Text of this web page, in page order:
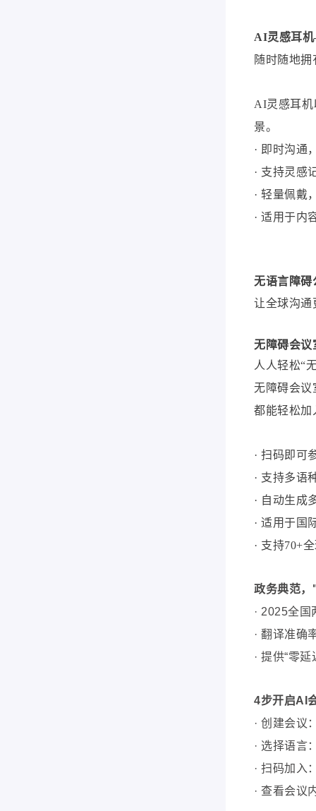
AI灵感耳
随时随地
AI灵感耳机
景。
· 即时沟通
· 支持灵感
· 轻量佩戴
· 适用于内
无语言障碍
让全球沟通
无障碍会议
人人轻松“
无障碍会议
都能轻松加
· 扫码即可
· 支持多语
· 自动生成
· 适用于国
· 支持70+
政务典范
· 2025全国
· 翻译准确
· 提供“零
4步开启AI
· 创建会议
· 选择语言
· 扫码加入
· 查看会议